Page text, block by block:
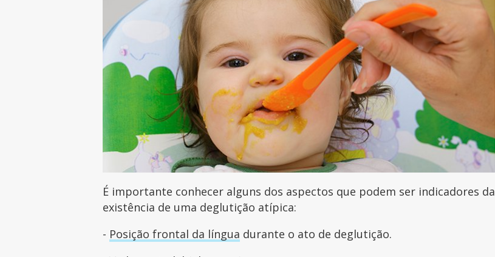
É importante conhecer alguns dos aspectos que podem ser indicadores da
existência de uma deglutição atípica:
- Posição frontal da língua durante o ato de deglutição.